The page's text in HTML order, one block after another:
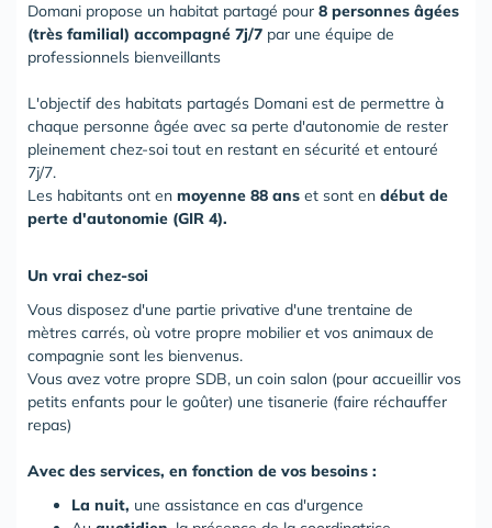
Domani propose un habitat partagé pour 8 personnes âgées
(très familial) accompagné 7j/7 par une équipe de
professionnels bienveillants
L'objectif des habitats partagés Domani est de permettre à
chaque personne âgée avec sa perte d'autonomie de rester
pleinement chez-soi tout en restant en sécurité et entouré
7j/7.
Les habitants ont en moyenne 88 ans et sont en début de
perte d'autonomie (GIR 4).
Un vrai chez-soi
Vous disposez d'une partie privative d'une trentaine de
mètres carrés, où votre propre mobilier et vos animaux de
compagnie sont les bienvenus.
Vous avez votre propre SDB, un coin salon (pour accueillir vos
petits enfants pour le goûter) une tisanerie (faire réchauffer
repas)
Avec des services, en fonction de vos besoins :
La nuit, une assistance en cas d'urgence